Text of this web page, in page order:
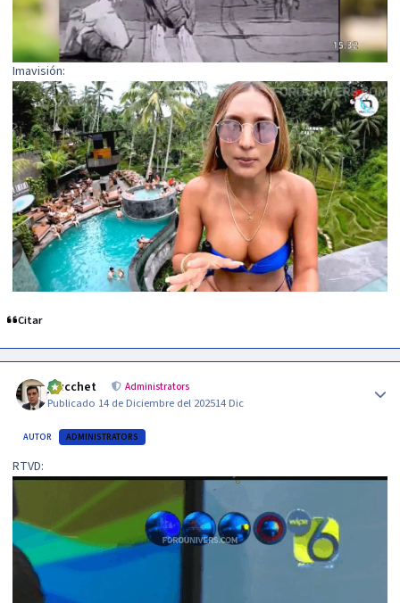
Imavisión:
Citar
jzucchet Administrators
Publicado 14 de Diciembre del 202514 Dic
AUTOR ADMINISTRATORS
RTVD: